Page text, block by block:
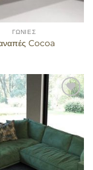
ΓΩΝΊΕΣ
Cocoa
Προσθήκη
στα
αγαπημένα